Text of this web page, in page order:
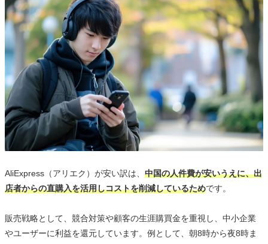
AliExpress（アリエク）が安い訳は、 中国の人件費が安いうえに、出
店者からの直購入を活用しコストを削減しているためです。
販売戦略として、競合対策や顧客の生涯購買金を重視し、中小企業
やユーザーに利益を還元しています。例として、朝8時から夜8時ま